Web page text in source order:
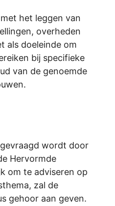
het leggen van
overheden
als doeleinde om
bij specifieke
van de genoemde
wordt door
Hervormde
om te adviseren op
zal de
gehoor aan geven.